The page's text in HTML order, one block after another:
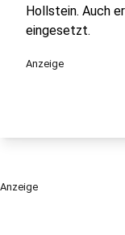
Hollstein. Auch
eingesetzt.
Anzeige
Anzeige